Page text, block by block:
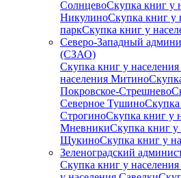
СолнцевоСкупка книг у
НикулиноСкупка книг у
паркСкупка книг у
Северо-Западный
(СЗАО)
Скупка книг у
населения Митино
Покровское-Стрешнево
Северное ТушиноСкупка
СтрогиноСкупка книг у
МневникиСкупка книг у
ЩукиноСкупка книг у
Зеленоградский
Скупка книг у